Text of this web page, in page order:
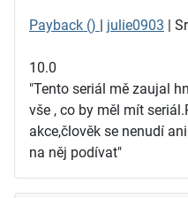
Payback () julie0903 |
10.0
"Tento seriál mě zaujal
vše , co by měl mít
akce,člověk se nenudí
na něj podívat"